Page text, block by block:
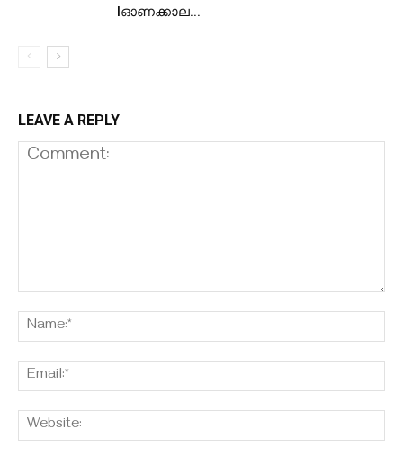
lഓണക്കാല...
LEAVE A REPLY